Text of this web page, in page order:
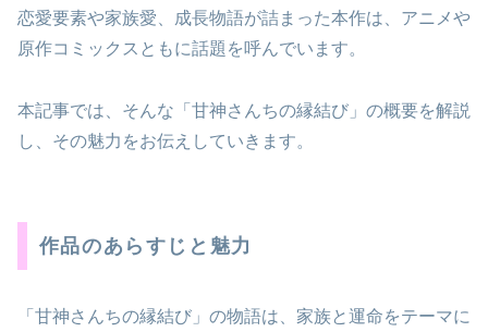
恋愛要素や家族愛、成長物語が詰まった本作は、アニメや
原作コミックスともに話題を呼んでいます。
本記事では、そんな「甘神さんちの縁結び」の概要を解説
し、その魅力をお伝えしていきます。
作品のあらすじと魅力
「甘神さんちの縁結び」の物語は、家族と運命をテーマに